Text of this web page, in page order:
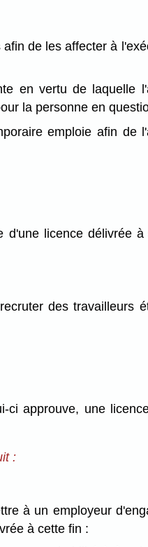
de les affecter à
en vertu de laquelle
la personne en
emploie afin de
licence délivrée
des travailleurs
approuve, une
:
à un employeur
à cette fin :